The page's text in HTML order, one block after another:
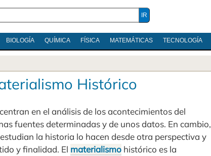
BIOLOGÍA QUÍMICA FÍSICA MATEMÁTICAS TECNOLOGÍA
Histórico
en el análisis de los acontecimientos del
fuentes determinadas y de unos datos. En cambio,
la historia lo hacen desde otra perspectiva y
y finalidad. El materialismo histórico es la